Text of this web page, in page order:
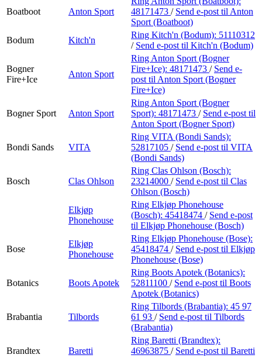
Boatboot Anton Sport
48171473 / Send e-post til Anton
Sport (Boatboot)
Bodum
Kitch'n
Ring Kitch'n (Bodum): 51110312
/ Send e-post til Kitch'n (Bodum)
Bogner
Fire+Ice
Anton Sport
Ring Anton Sport (Bogner
Fire+Ice): 48171473 / Send e-
post til Anton Sport (Bogner
Fire+Ice)
Bogner Sport Anton Sport
Ring Anton Sport (Bogner
Sport): 48171473 / Send e-post til
Anton Sport (Bogner Sport)
Bondi Sands VITA
Ring VITA (Bondi Sands):
52817105 / Send e-post til VITA
(Bondi Sands)
Bosch Clas Ohlson
Ring Clas Ohlson (Bosch):
23214000 / Send e-post til Clas
Ohlson (Bosch)
Elkjøp
Phonehouse
Ring Elkjøp Phonehouse
(Bosch): 45418474 / Send e-post
til Elkjøp Phonehouse (Bosch)
Bose
Elkjøp
Phonehouse
Ring Elkjøp Phonehouse (Bose):
45418474 / Send e-post til Elkjøp
Phonehouse (Bose)
Botanics Boots Apotek
Ring Boots Apotek (Botanics):
52811100 / Send e-post til Boots
Apotek (Botanics)
Brabantia Tilbords
Ring Tilbords (Brabantia): 45 97
61 93 / Send e-post til Tilbords
(Brabantia)
Brandtex Baretti
Ring Baretti (Brandtex):
46963875 / Send e-post til Baretti